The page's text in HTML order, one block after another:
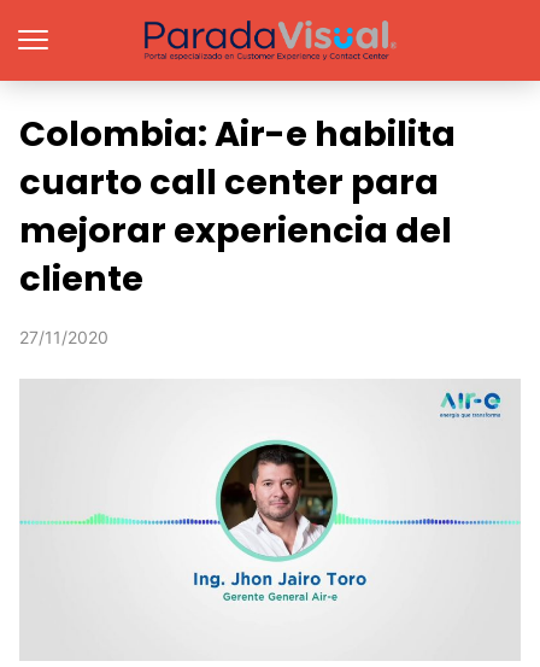
Colombia: Air-e habilita
cuarto call center para
mejorar experiencia del
cliente
27/11/2020